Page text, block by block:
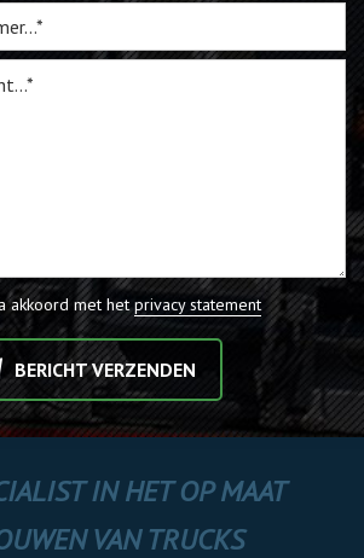
akkoord met hetprivacy statement
BERICHT VERZENDEN
IN HET OP MAAT
VAN TRUCKS